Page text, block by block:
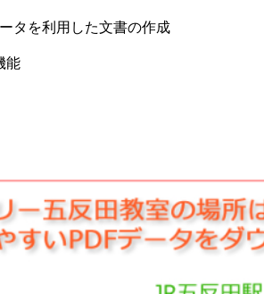
タを利用した文書の作成
能